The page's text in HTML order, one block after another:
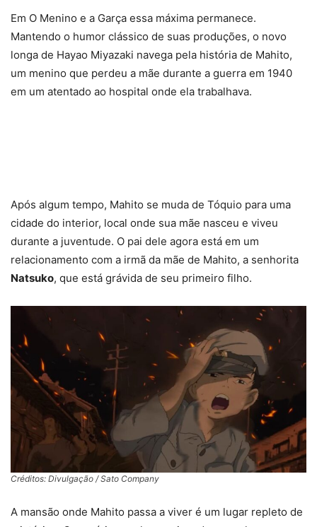
Em O Menino e a Garça essa máxima permanece.
Mantendo o humor clássico de suas produções, o novo
longa de Hayao Miyazaki navega pela história de Mahito,
um menino que perdeu a mãe durante a guerra em 1940
em um atentado ao hospital onde ela trabalhava.
Após algum tempo, Mahito se muda de Tóquio para uma
cidade do interior, local onde sua mãe nasceu e viveu
durante a juventude. O pai dele agora está em um
relacionamento com a irmã da mãe de Mahito, a senhorita
Natsuko, que está grávida de seu primeiro filho.
Créditos: Divulgação / Sato Company
A mansão onde Mahito passa a viver é um lugar repleto de